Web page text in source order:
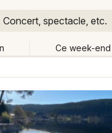
Concert, spectacle, etc.
Ce week-end